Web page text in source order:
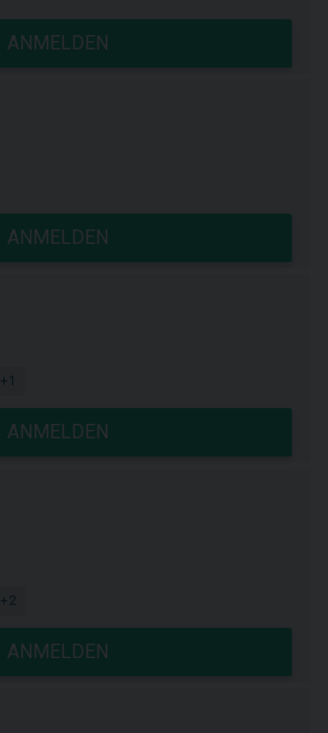
ANMELDEN
ANMELDEN
+1
ANMELDEN
+2
ANMELDEN